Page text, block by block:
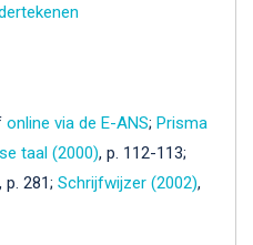
online via de E-ANS; Prisma
taal (2000), p. 112-113;
, p. 281; Schrijfwijzer (2002),